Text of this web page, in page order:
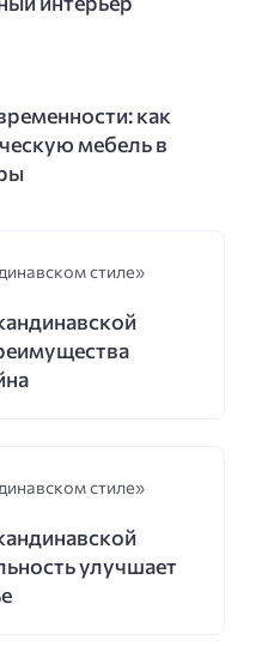
как
мебель в
стиле»
стиле»
улучшает